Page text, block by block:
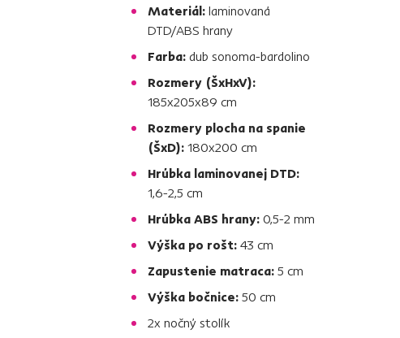
Materiál: laminovaná
DTD/ABS hrany
Farba: dub sonoma-bardolino
Rozmery (ŠxHxV):
185x205x89 cm
Rozmery plocha na spanie
(ŠxD): 180x200 cm
Hrúbka laminovanej DTD:
1,6-2,5 cm
Hrúbka ABS hrany: 0,5-2 mm
Výška po rošt: 43 cm
Zapustenie matraca: 5 cm
Výška bočnice: 50 cm
2x nočný stolík